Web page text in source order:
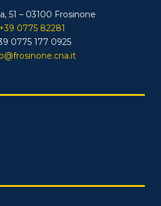
51 – 03100 Frosinone
+39 0775 82281
0775 177 0925